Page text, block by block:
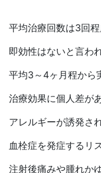
平均治療回数は3回
即効性はないと言わ
平均3～4ヶ月程から
治療効果に個人差が
アレルギーが誘発さ
血栓症を発症するリ
注射後痛みや腫れか